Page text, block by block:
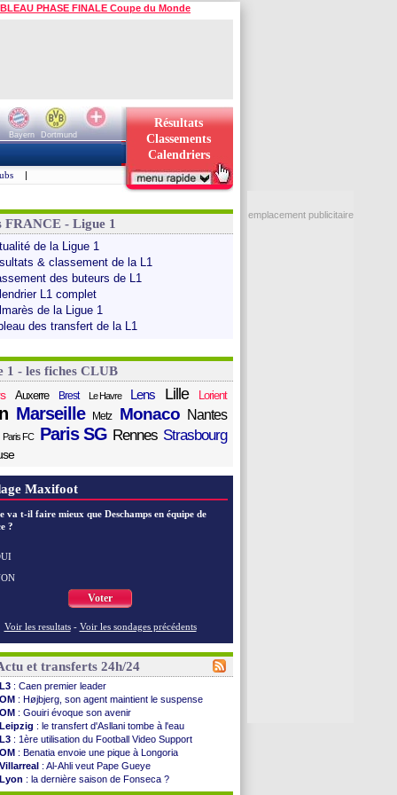
PHASE FINALE Coupe du Monde
Bayern
Dortmund
Résultats
Classements
Calendriers
|
FRANCE - Ligue 1
de la Ligue 1
& classement de la L1
des buteurs de L1
L1 complet
de la Ligue 1
des transfert de la L1
1 - les fiches CLUB
Auxerre Brest Le Havre Lens Lille Lorient
Marseille Metz Monaco Nantes
Paris FC Paris SG Rennes Strasbourg
Maxifoot
va t-il faire mieux que Deschamps en équipe de
?
Voter
Voir les resultats - Voir les sondages précédents
et transferts 24h/24
L3 : Caen premier leader
OM : Højbjerg, son agent maintient le suspense
OM : Gouiri évoque son avenir
Leipzig : le transfert d'Asllani tombe à l'eau
L3 : 1ère utilisation du Football Video Support
OM : Benatia envoie une pique à Longoria
Villarreal : Al-Ahli veut Pape Gueye
Lyon : la dernière saison de Fonseca ?
OM: un nouveau prétendant pour Højbjerg
emplacement publicitaire